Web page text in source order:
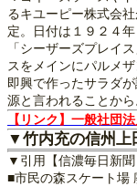
るキユーピー株式会
定。日付は１９２４
「シーザーズプレイ
スをメインにパルメ
即興で作ったサラダ
源と言われることか
【リンク】一般社団
▼竹内充の信州上
▼引用【信濃毎日新聞
■市民の森スケート場